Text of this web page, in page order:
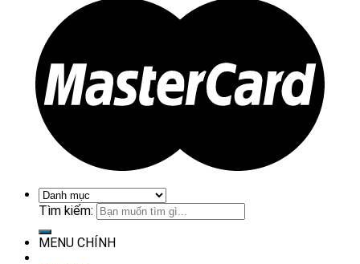
Tìm kiếm:
MENU CHÍNH